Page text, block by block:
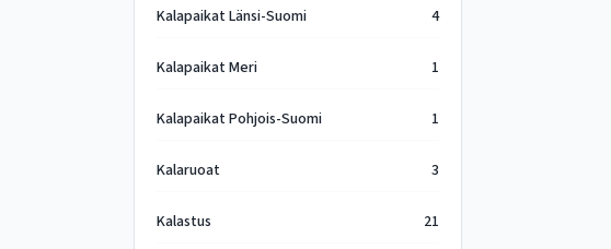
Kalapaikat Länsi-Suomi 4
Kalapaikat Meri 1
Kalapaikat Pohjois-Suomi 1
Kalaruoat 3
Kalastus 21